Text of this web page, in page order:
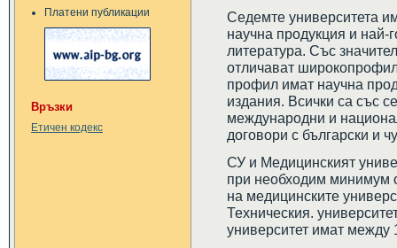
Платени публикации
Връзки
Етичен кодекс
Седемте университета
научна продукция и най-
литература. Със
отличават
профил имат научна
издания. Всички са със
международни и
договори с български и
СУ и Медицинският
при необходим минимум
на медицинските
Техническия.
университет имат между